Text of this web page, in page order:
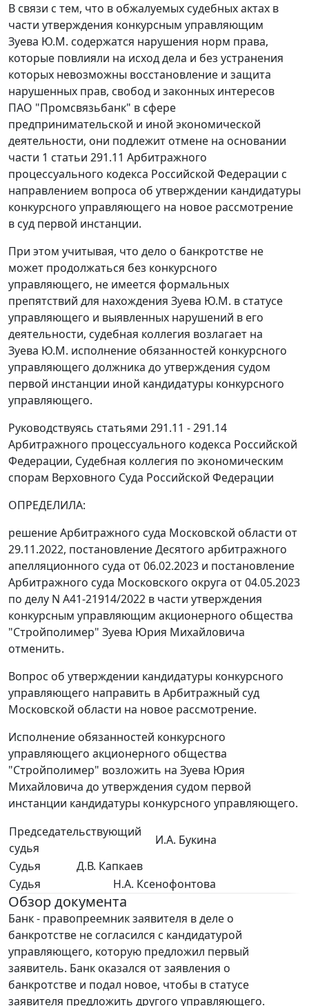
В связи с тем, что в обжалуемых судебных актах в
части утверждения конкурсным управляющим
Зуева Ю.М. содержатся нарушения норм права,
которые повлияли на исход дела и без устранения
которых невозможны восстановление и защита
нарушенных прав, свобод и законных интересов
ПАО "Промсвязьбанк" в сфере
предпринимательской и иной экономической
деятельности, они подлежит отмене на основании
части 1 статьи 291.11 Арбитражного
процессуального кодекса Российской Федерации с
направлением вопроса об утверждении кандидатуры
конкурсного управляющего на новое рассмотрение
в суд первой инстанции.
При этом учитывая, что дело о банкротстве не
может продолжаться без конкурсного
управляющего, не имеется формальных
препятствий для нахождения Зуева Ю.М. в статусе
управляющего и выявленных нарушений в его
деятельности, судебная коллегия возлагает на
Зуева Ю.М. исполнение обязанностей конкурсного
управляющего должника до утверждения судом
первой инстанции иной кандидатуры конкурсного
управляющего.
Руководствуясь статьями 291.11 - 291.14
Арбитражного процессуального кодекса Российской
Федерации, Судебная коллегия по экономическим
спорам Верховного Суда Российской Федерации
ОПРЕДЕЛИЛА:
решение Арбитражного суда Московской области от
29.11.2022, постановление Десятого арбитражного
апелляционного суда от 06.02.2023 и постановление
Арбитражного суда Московского округа от 04.05.2023
по делу N А41-21914/2022 в части утверждения
конкурсным управляющим акционерного общества
"Стройполимер" Зуева Юрия Михайловича
отменить.
Вопрос об утверждении кандидатуры конкурсного
управляющего направить в Арбитражный суд
Московской области на новое рассмотрение.
Исполнение обязанностей конкурсного
управляющего акционерного общества
"Стройполимер" возложить на Зуева Юрия
Михайловича до утверждения судом первой
инстанции кандидатуры конкурсного управляющего.
Председательствующий
судья
И.А. Букина
Судья
Д.В. Капкаев
Судья
Н.А. Ксенофонтова
Обзор документа
Банк - правопреемник заявителя в деле о
банкротстве не согласился с кандидатурой
управляющего, которую предложил первый
заявитель. Банк оказался от заявления о
банкротстве и подал новое, чтобы в статусе
заявителя предложить другого управляющего.